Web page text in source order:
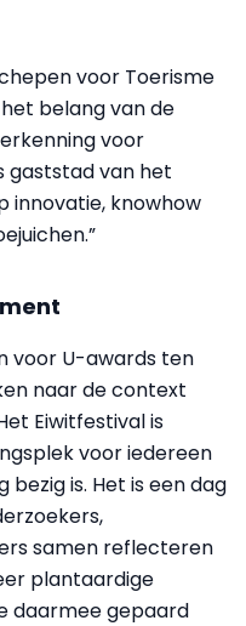
voor Toerisme
belang van de
voor
gaststad van het
innovatie, knowhow
voor U-awards ten
naar de context
Eiwitfestival is
voor iedereen
is. Het is een dag
samen reflecteren
plantaardige
daarmee gepaard